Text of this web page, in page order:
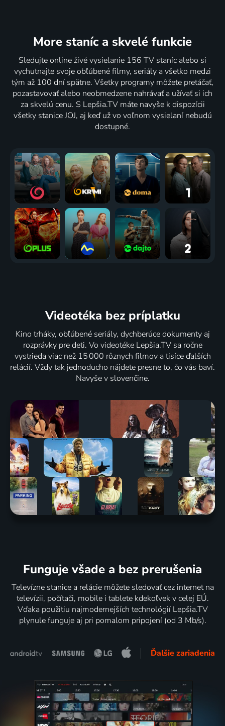
More staníc a skvelé funkcie
Sledujte online živé vysielanie 156 TV staníc alebo si
vychutnajte svoje obľúbené filmy, seriály a všetko medzi
tým až 100 dní spätne. Všetky programy môžete pretáčať,
pozastavovať alebo neobmedzene nahrávať a užívať si ich
za skvelú cenu. S Lepšia.TV máte navyše k dispozícii
všetky stanice JOJ, aj keď už vo voľnom vysielaní nebudú
dostupné.
Videotéka bez príplatku
Kino trháky, obľúbené seriály, dychberúce dokumenty aj
rozprávky pre deti. Vo videotéke Lepšia.TV sa ročne
vystrieda viac než 15 000 rôznych filmov a tisíce ďalších
relácií. Vždy tak jednoducho nájdete presne to, čo vás baví.
Navyše v slovenčine.
Funguje všade a bez prerušenia
Televízne stanice a relácie môžete sledovať cez internet na
televízii, počítači, mobile i tablete kdekoľvek v celej EÚ.
Vďaka použitiu najmodernejších technológií Lepšia.TV
plynule funguje aj pri pomalom pripojení (od 3 Mb/s).
Ďalšie zariadenia